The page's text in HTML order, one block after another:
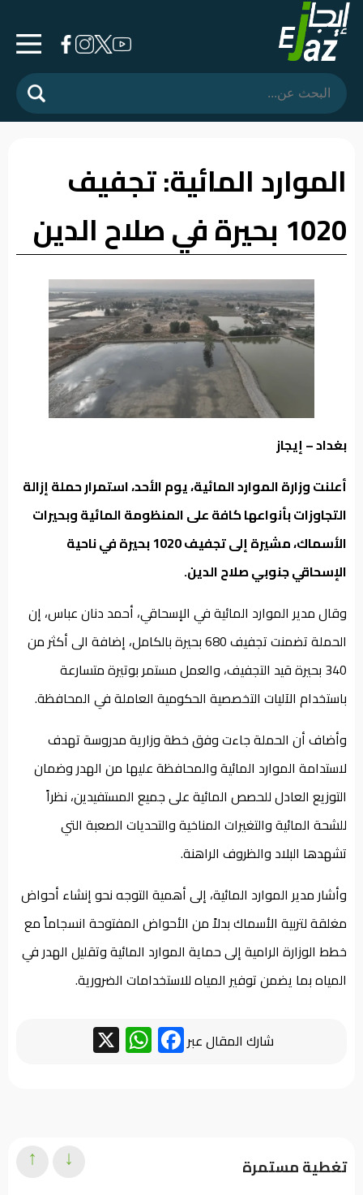
الرئيسية
المشهد
فرشة
الأسواق
رأي
وموقف
الفيديوهات
الموارد المائية: تجفيف
1020 بحيرة في صلاح الدين
بغداد – إيجاز
أعلنت وزارة الموارد المائية، يوم الأحد، استمرار حملة إزالة
التجاوزات بأنواعها كافة على المنظومة المائية وبحيرات
الأسماك، مشيرة إلى تجفيف 1020 بحيرة في ناحية
الإسحاقي جنوبي صلاح الدين.
وقال مدير الموارد المائية في الإسحاقي، أحمد دنان عباس، إن
الحملة تضمنت تجفيف 680 بحيرة بالكامل، إضافة الى أكثر من
340 بحيرة قيد التجفيف، والعمل مستمر بوتيرة متسارعة
باستخدام الآليات التخصصية الحكومية العاملة في المحافظة.
وأضاف أن الحملة جاءت وفق خطة وزارية مدروسة تهدف
لاستدامة الموارد المائية والمحافظة عليها من الهدر وضمان
التوزيع العادل للحصص المائية على جميع المستفيدين، نظراً
للشحة المائية والتغيرات المناخية والتحديات الصعبة التي
تشهدها البلاد والظروف الراهنة.
وأشار مدير الموارد المائية، إلى أهمية التوجه نحو إنشاء أحواض
مغلقة لتربية الأسماك بدلاً من الأحواض المفتوحة انسجاماً مع
خطط الوزارة الرامية إلى حماية الموارد المائية وتقليل الهدر في
المياه بما يضمن توفير المياه للاستخدامات الضرورية.
شارك المقال عبر Facebook
WhatsApp
تغطية مستمرة ↓
↑